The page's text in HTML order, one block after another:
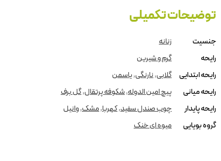
توضیحات تکمیلی
جنسیت
زنانه
رایحه
گرم و شیرین
رایحه ابتدایی
گلابی,نارنگی,یاسمن
رایحه میانی
پیچ امین الدوله,شکوفه پرتقال,گل برف
رایحه پایدار
چوب صندل سفید,کهربا,مشک,وانیل
گروه بویایی
میوه ای خنک